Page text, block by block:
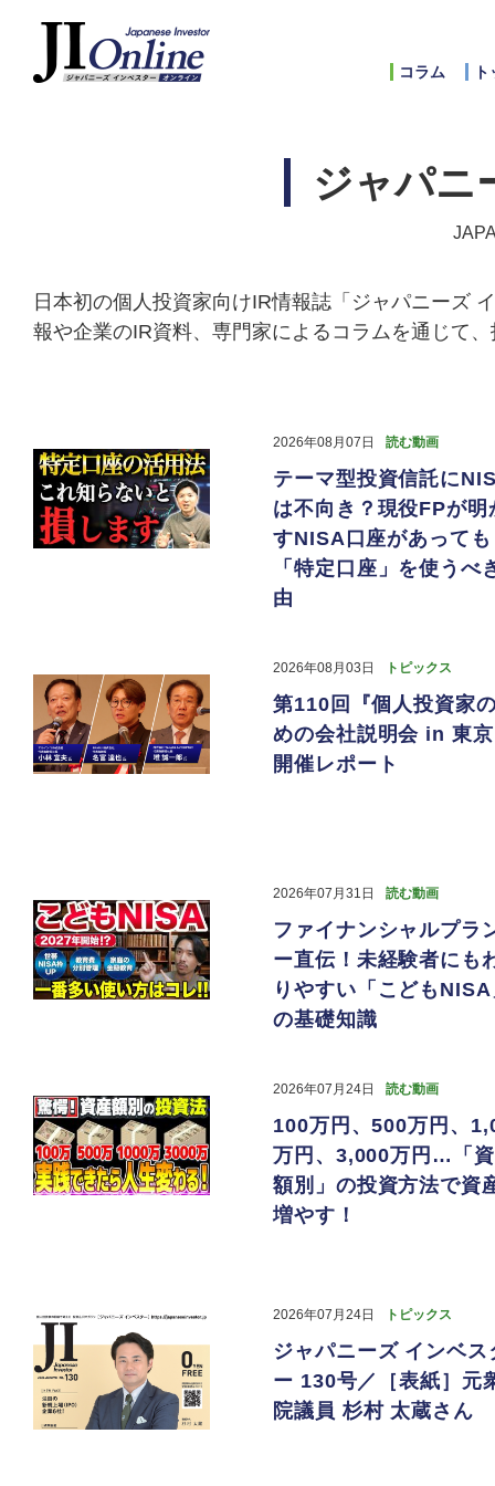
コラム
ジャパニ
日本初の個人投資家向けIR情報誌「ジャパニーズ
報や企業のIR資料、専門家によるコラムを通じて
2026年08月07日 読む動画
テーマ型投資信託に
は不向き？現役FPが明
すNISA口座があっても
「特定口座」を使うべ
由
2026年08月03日 トピックス
第110回『個人投資家
めの会社説明会 in 東
開催レポート
2026年07月31日 読む動画
ファイナンシャルプラ
ー直伝！未経験者にも
りやすい「こども
の基礎知識
2026年07月24日 読む動画
100万円、500万円、
万円、3,000万円…「
額別」の投資方法で資
増やす！
2026年07月24日 トピックス
ジャパニーズ インベス
ー 130号／［表紙］元
院議員 杉村 太蔵さん